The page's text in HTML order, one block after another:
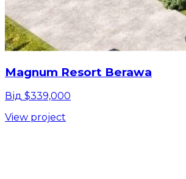
Magnum Resort Berawa
Від $339,000
View project